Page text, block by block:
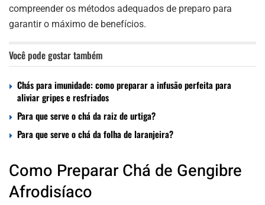
compreender os métodos adequados de preparo para
garantir o máximo de benefícios.
Você pode gostar também
Chás para imunidade: como preparar a infusão perfeita para
aliviar gripes e resfriados
Para que serve o chá da raiz de urtiga?
Para que serve o chá da folha de laranjeira?
Como Preparar Chá de Gengibre
Afrodisíaco